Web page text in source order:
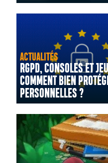
ACTUALITÉS
RGPD, CONSOLES ET
COMMENT BIEN
PERSONNELLES ?